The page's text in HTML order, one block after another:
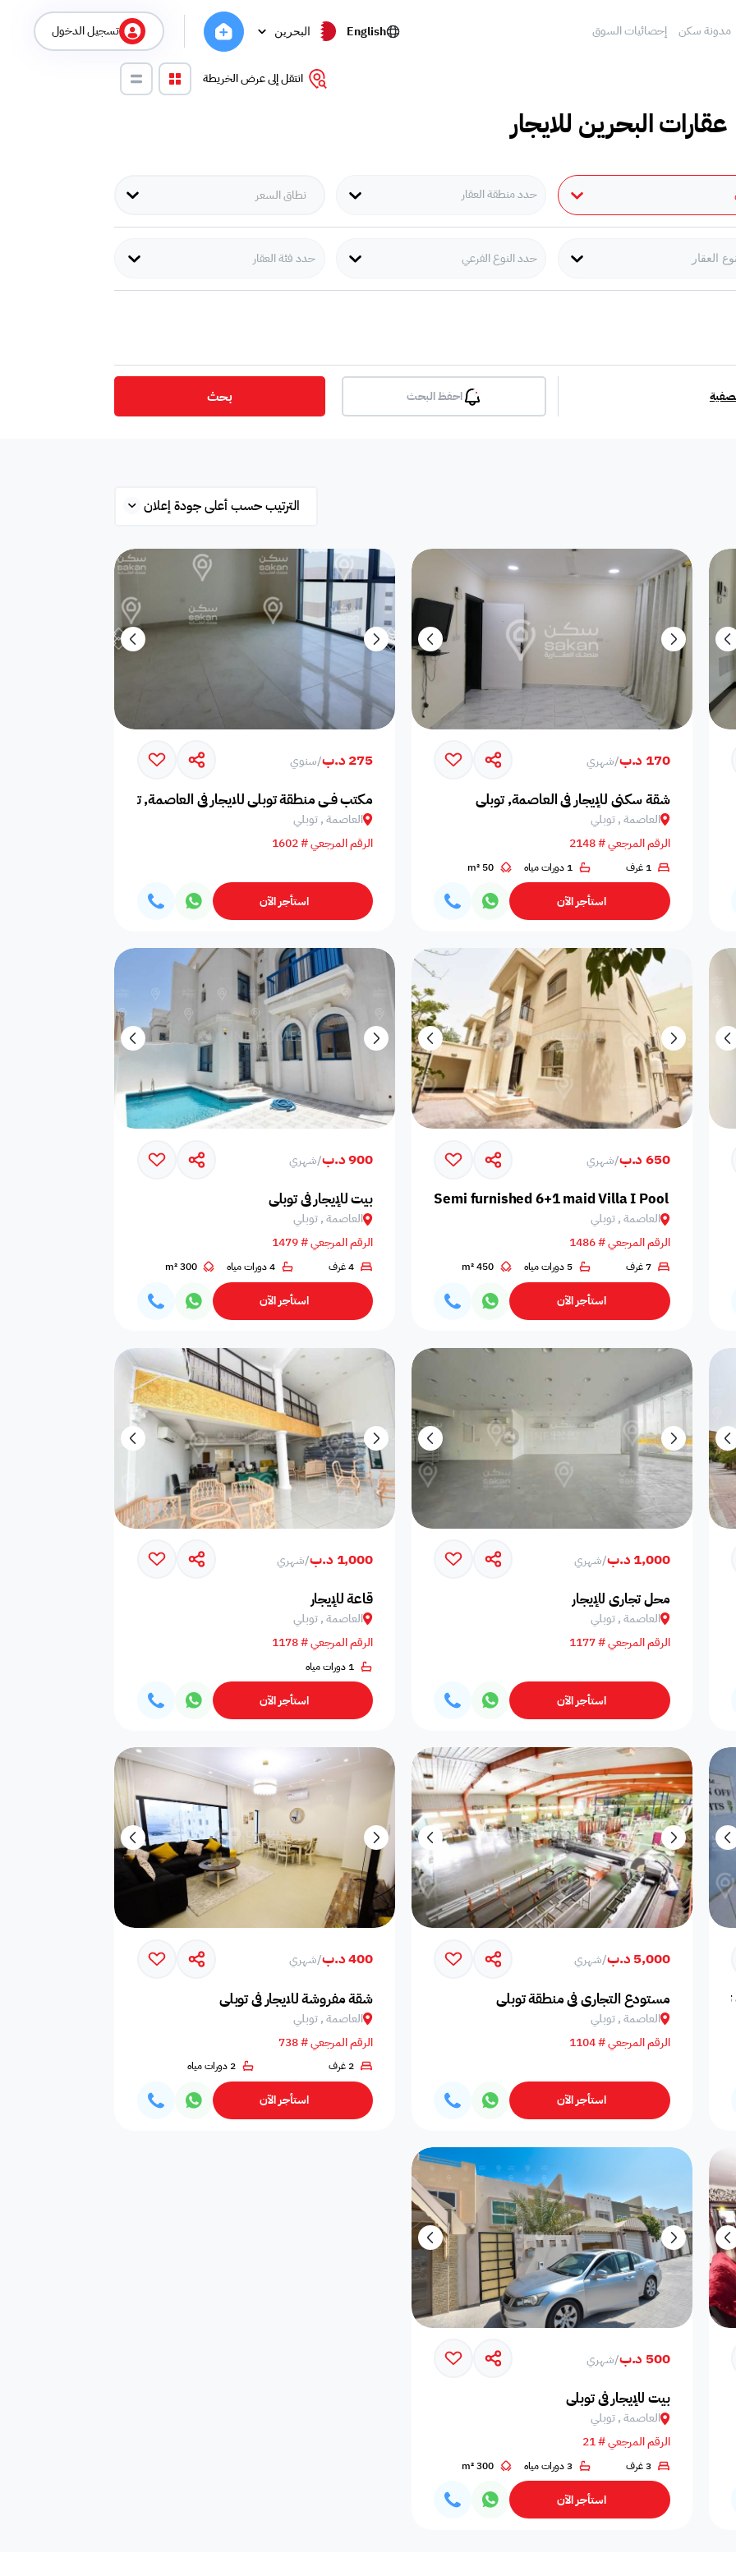
مدونة سكن إحصائيات السوق English البحرين تسجيل الدخول
انتقل إلى عرض الخريطة
البحرين للايجار
حدد منطقة العقار
العقار حدد النوع الفرعي حدد فئة العقار
أرض استثمارية فيلا شقة فيلا شقتين فيلا مستقلة محطة بانزين غرفة
فيلا ثنائية مبنى تجاري إستراحة مفروشة جزئي
دش سلبر
صالة طعام منطقة الطعام فريزر اطلالة على الحديقة ألعاب أطفال ملعب فرن
ملعب كرة طائرة غسالة غرفة سينما ملعب كرة سله ملعب كرة قدم طاولة تنس شاطئ خاص
حالة التأثيث أي غرفة نوم 0
ضمن مشروع
احفظ البحث بحث
170 د.ب /شهري
شقة سكني للإيجار في العاصمة, توبلي
العاصمة , توبلي
الرقم المرجعي # 2148
1 غرف 1 دورات مياه 50 m²
استأجر الآن
275 د.ب /سنوي
مكتب فــي منطقة توبلي للايجار في العاصمة, توبلي
العاصمة , توبلي
الرقم المرجعي # 1602
استأجر الآن
650 د.ب /شهري
Semi furnished 6+1 maid Villa I Pool I Excl
العاصمة , توبلي
الرقم المرجعي # 1486
7 غرف 5 دورات مياه 450 m²
استأجر الآن
900 د.ب /شهري
بيت للإيجار في توبلي
العاصمة , توبلي
الرقم المرجعي # 1479
4 غرف 4 دورات مياه 300 m²
استأجر الآن
1,000 د.ب /شهري
محل تجاري للإيجار
العاصمة , توبلي
الرقم المرجعي # 1177
استأجر الآن
1,000 د.ب /شهري
قاعة للإيجار
العاصمة , توبلي
الرقم المرجعي # 1178
1 دورات مياه
استأجر الآن
5,000 د.ب /شهري
مستودع التجاري في منطقة توبلي
العاصمة , توبلي
الرقم المرجعي # 1104
استأجر الآن
400 د.ب /شهري
شقة مفروشة للايجار في توبلي
العاصمة , توبلي
الرقم المرجعي # 738
2 غرف 2 دورات مياه
استأجر الآن
500 د.ب /شهري
بيت للإيجار في توبلي
العاصمة , توبلي
الرقم المرجعي # 21
3 غرف 3 دورات مياه 300 m²
استأجر الآن